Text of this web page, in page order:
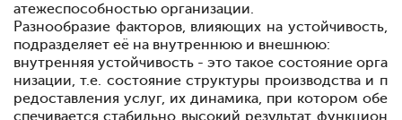
атежеспособностью организации.
Разнообразие факторов, влияющих на устойчивость,
подразделяет её на внутреннюю и внешнюю:
внутренняя устойчивость - это такое состояние орга
низации, т.е. состояниеструктуры производства и п
редоставления услуг, их динамика, при котором обе
спечиваетсястабильно высокий результат функцион